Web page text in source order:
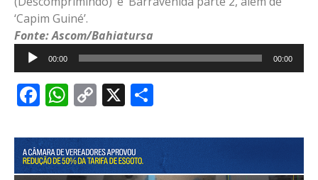
‘Capim Guiné’.
Fonte: Ascom/Bahiatursa
Tocador
de
áudio
00:00 00:00
Facebook
WhatsApp
Copy
X